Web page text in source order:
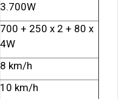
3.700W
700 + 250 x 2 + 80 x
4W
8 km/h
10 km/h